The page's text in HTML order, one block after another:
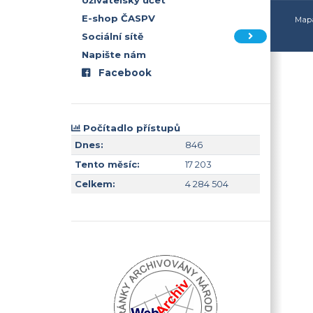
E-shop ČASPV
Sociální sítě
Napište nám
Facebook
Počítadlo přístupů
Dnes:
846
Tento měsíc:
17 203
Celkem:
4 284 504